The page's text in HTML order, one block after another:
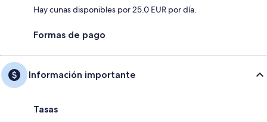
Hay cunas disponibles por 25.0 EUR por día.
Formas de pago
Información importante
Tasas